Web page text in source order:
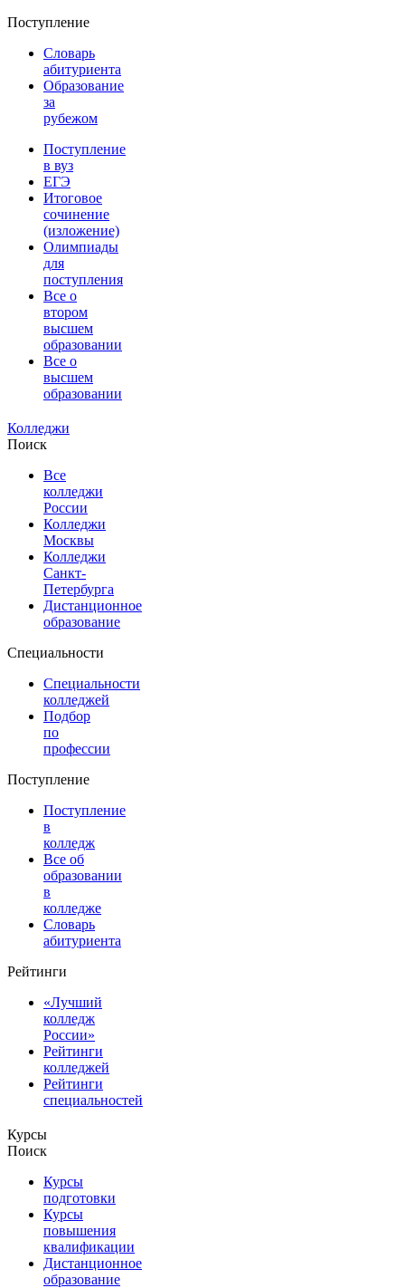
Поступление
Словарь
абитуриента
Образование
за
рубежом
Поступление
в вуз
ЕГЭ
Итоговое
сочинение
(изложение)
Олимпиады
для
поступления
Все о
втором
высшем
образовании
Все о
высшем
образовании
Колледжи
Поиск
Все
колледжи
России
Колледжи
Москвы
Колледжи
Санкт-
Петербурга
Дистанционное
образование
Специальности
Специальности
колледжей
Подбор
по
профессии
Поступление
Поступление
в
колледж
Все об
образовании
в
колледже
Словарь
абитуриента
Рейтинги
«Лучший
колледж
России»
Рейтинги
колледжей
Рейтинги
специальностей
Курсы
Поиск
Курсы
подготовки
Курсы
повышения
квалификации
Дистанционное
образование